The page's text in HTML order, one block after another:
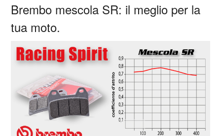
Brembo mescola SR: il meglio per la
tua moto.